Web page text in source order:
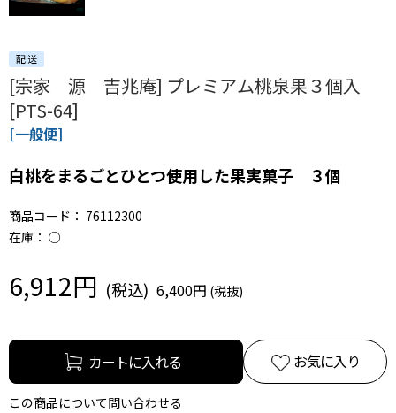
[宗家 源 吉兆庵] プレミアム桃泉果３個入
[PTS-64]
[一般便]
白桃をまるごとひとつ使用した果実菓子 ３個
商品コード： 76112300
在庫： ○
6,912円 6,400円
お気に入り
この商品について問い合わせる